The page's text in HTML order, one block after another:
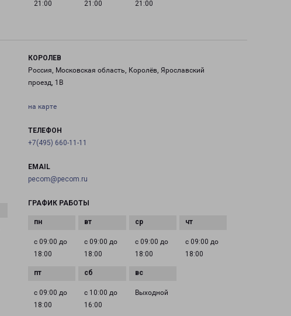
21:00
21:00
21:00
КОРОЛЕВ
Россия, Московская область, Королёв, Ярославский
проезд, 1В
на карте
ТЕЛЕФОН
+7(495) 660-11-11
EMAIL
pecom@pecom.ru
ГРАФИК РАБОТЫ
с 09:00 до
18:00
с 09:00 до
18:00
с 09:00 до
18:00
с 09:00 до
18:00
с 09:00 до
18:00
с 10:00 до
16:00
Выходной